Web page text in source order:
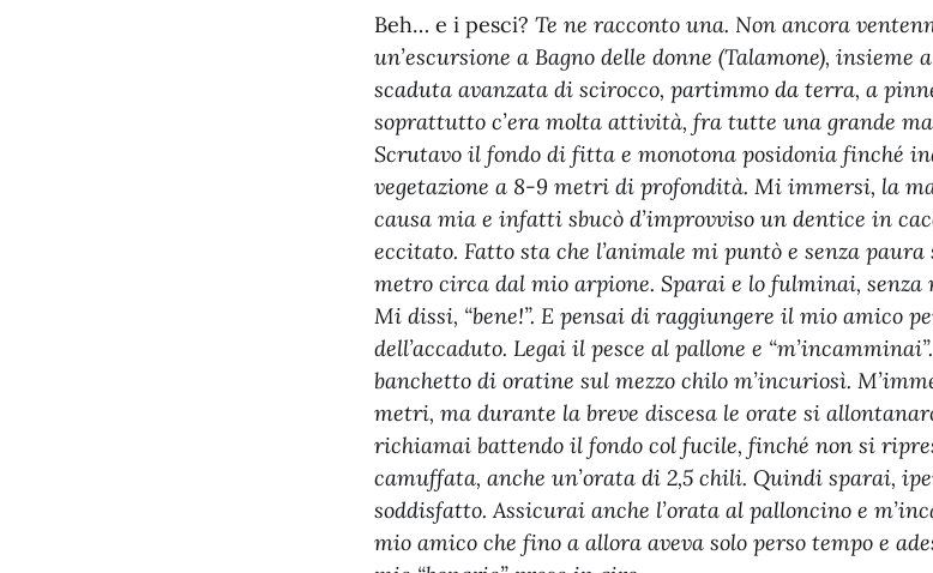
Beh… e i pesci? Te ne racconto una. Non ancora
un’escursione a Bagno delle donne (Talamone),
scaduta avanzata di scirocco, partimmo da terra, a
soprattutto c’era molta attività, fra tutte una grande
Scrutavo il fondo di fitta e monotona posidonia finché
vegetazione a 8-9 metri di profondità. Mi immersi, la
causa mia e infatti sbucò d’improvviso un dentice in
eccitato. Fatto sta che l’animale mi puntò e senza
metro circa dal mio arpione. Sparai e lo fulminai, senza
Mi dissi, “bene!”. E pensai di raggiungere il mio amico
dell’accaduto. Legai il pesce al pallone e
banchetto di oratine sul mezzo chilo m’incuriosì.
metri, ma durante la breve discesa le orate si
richiamai battendo il fondo col fucile, finché non si
camuffata, anche un’orata di 2,5 chili. Quindi sparai,
soddisfatto. Assicurai anche l’orata al palloncino e
mio amico che fino a allora aveva solo perso tempo e